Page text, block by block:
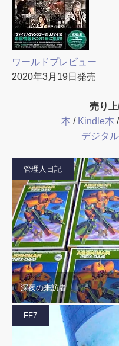
ワールドプレビュー
2020年3月19日発売
売り
本 / Kindle本 /
デジタ
管理人日記
深夜の来訪者
FF7